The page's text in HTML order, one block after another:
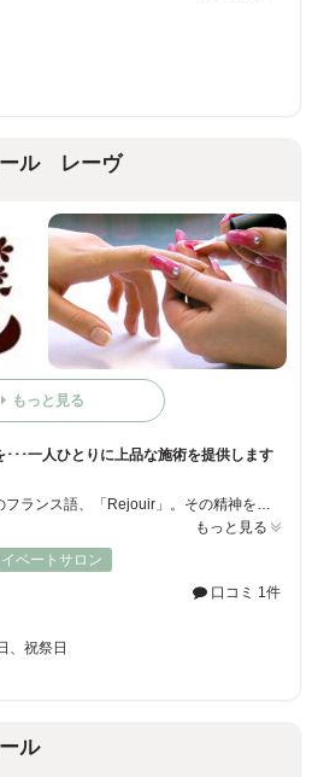
ル レーヴ
もっと見る
･･一人ひとりに上品な施術を提供します
「喜ぶ・楽しむ」という意味のフランス語、「Rejouir」。その精神を忘れずに、お客様の要望や希望に合わせた理想的なネイルを施術致します♪ 落ち着いた環境で素敵な時間を過ごすことが出来る、上品なプライベートサロンです◎
もっと見る
ベートサロン
口コミ 1件
、祝祭日
ル